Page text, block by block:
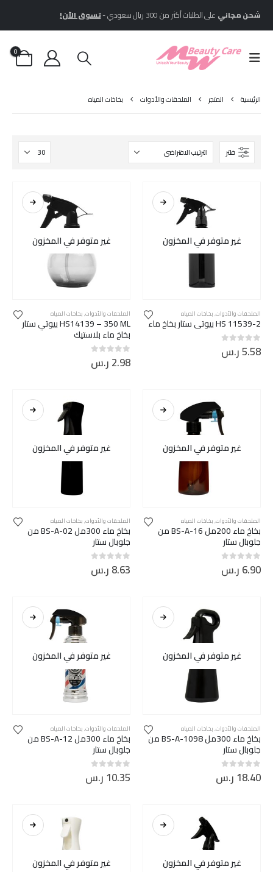
شحن مجاني على الطلبات أكثر من 300 ريال سعودي - تسوق الآن!
0
الرئيسية المتجر الملحقات والأدوات بخاخات المياه
فلتر
غير متوفر في المخزون
الملحقات والأدوات,بخاخات المياه
HS 11539-2 بيوتي ستار بخاخ ماء
0
out of 5
5.58ر.س
غير متوفر في المخزون
الملحقات والأدوات,بخاخات المياه
HS14139 – 350 ML بيوتي ستار
بخاخ ماء بلاستيك
0
out of 5
2.98ر.س
غير متوفر في المخزون
الملحقات والأدوات,بخاخات المياه
بخاخ ماء 200مل BS-A-16 من
جلوبال ستار
0
out of 5
6.90ر.س
غير متوفر في المخزون
الملحقات والأدوات,بخاخات المياه
بخاخ ماء 300مل BS-A-02 من
جلوبال ستار
0
out of 5
8.63ر.س
غير متوفر في المخزون
الملحقات والأدوات,بخاخات المياه
بخاخ ماء 300مل BS-A-1098 من
جلوبال ستار
0
out of 5
18.40ر.س
غير متوفر في المخزون
الملحقات والأدوات,بخاخات المياه
بخاخ ماء 300مل BS-A-12 من
جلوبال ستار
0
out of 5
10.35ر.س
غير متوفر في المخزون غير متوفر في المخزون